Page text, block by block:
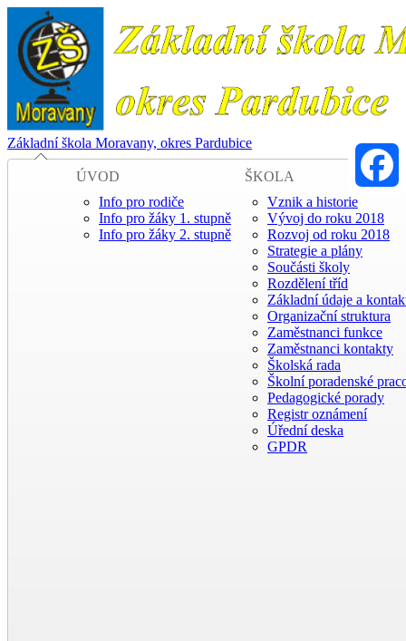
Základní škola Moravany, okres Pardubice
ÚVOD
Info pro rodiče
Info pro žáky 1. stupně
Info pro žáky 2. stupně
ŠKOLA
Vznik a historie
Vývoj do roku 2018
Rozvoj od roku 2018
Strategie a plány
Součásti školy
Rozdělení tříd
Základní údaje a
Organizační struktura
Zaměstnanci funkce
Zaměstnanci kontakty
Školská rada
Školní poradenské
Pedagogické porady
Registr oznámení
Úřední deska
GPDR